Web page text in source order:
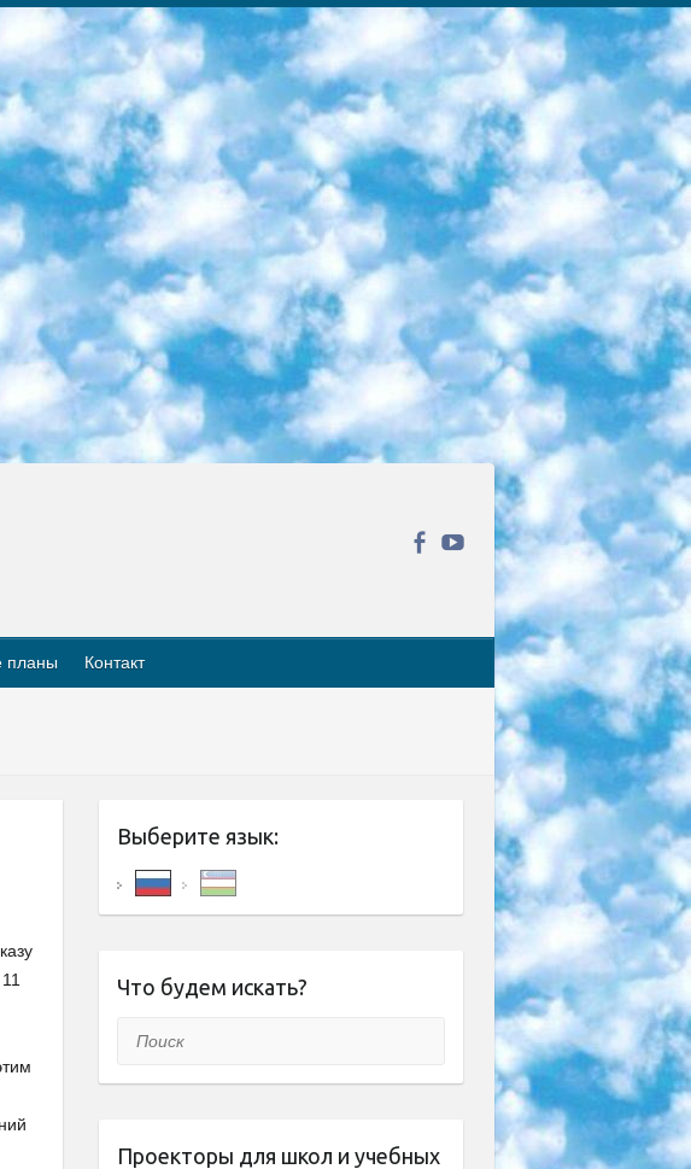
специальность — SMM-специалист, фотограф, веб-дизайнер или другую, — увидите список необходимых для неё умений. Чтобы вы могли освоить их самостоятельно, для каждого умения площадка отображает подборку ссылок на учебные материалы. Хотя «Смартия» ориентируется на русскоязычную аудиторию, часть контента всё же доступна только на английском. 3. «Лекторий Физтеха» Проект Московского физико-технического института (Физтеха). С его помощью вы можете смотреть онлайн серии лекций, записанные на видео в этом вузе. В числе доступных предметов — физика, биология, химия, информационные технологии и другие. К некоторым лекциям администрация ресурса прилагает готовые конспекты, которые можно скачивать в PDF-формате. 4. ITMOcourses Онлайн-площадка Санкт-Петербургского национального исследовательского университета информационных технологий, механики и оптики (ИТМО). Ресурс предоставляет свободный доступ к курсам, разработанным в этом вузе. Каталог материалов разбит на четыре категории: «Оптические системы и технологии», «Приборостроение и робототехника», «Информационные технологии» и «Биотехнологии». Курсы состоят из видеолекций, интерактивных демонстраций и заданий. 5. «КиберЛенинка» Электронная научная библиотека открытого доступа. Каталог площадки регулярно обрастает текстами статей из различных научных изданий. Сгруппированные по журналам и рубрикам публикации можно читать онлайн или скачивать целиком в PDF-формате. Проект нацелен на популяризацию науки за счёт открытого доступа к качественной информации. 6. «ПостНаука» На этом ресурсе публикуют подборки видеолекций, составленные экспертами из разных отраслей и объединённые общими темами. Среди них, к примеру, есть серии «Биоинформатика и геномика», «Культура средневековой Скандинавии» и Cinema Studies о теории кино. Каждая подборка лекций — логически связанная история, рассказанная экспертом от первого лица. Кроме того, на сайте появляются научно-образовательные статьи и тесты на разные темы. 7. «Newочём» Команда проекта «Newочём» отбирает самые интересные тексты из англоязычных СМИ и переводит те из них, за которые голосуют участники сообщества «ВКонтакте». По большей части это научно-популярные статьи. Редакторы придумывают лишь заголовки, в остальном содержание переводов соответствует оригиналам. Полные тексты можно читать прямо в социальной сети. 8. InternetUrok Онлайн-база материалов по основным дисциплинам школьной программы. Информация на сайте структурирована по классам, предметам и темам (урокам). Каждый урок состоит из видеолекций и конспектов. Есть также интерактивные тренажёры и тесты для закрепления пройденного материала. Даже если вы давно окончили школу, возможность повторить программу старших классов всегда может пригодиться. 9. Edutainme Ещё один ресурс об образовании. В отличие от Newtonew, как мне кажется, Edutainme больше ориентируется на представителей индустрии: педагогов, предпринимателей, разработчиков образовательных проектов. Но и любой, кто просто стремится к саморазвитию, найдёт на сайте много полезного и интересного для себя. Например, информацию о новых курсах и образовательных сервисах. 10. Newtonew Онлайн-медиа об образовании и обучении в широком смысле. Авторы Newtonew пишут об инструментах, заведениях, тактиках и стратегиях, которые помогают учить других и получать новые знания самостоятельно. На этой площадке вы найдёте новости, обзоры, аналитические мат
планы Контакт
Выберите язык:
Что будем искать?
Поиск
Проекторы для школ и учебных